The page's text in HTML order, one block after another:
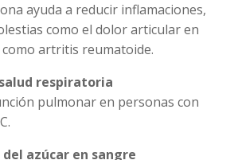
ayuda a reducir inflamaciones,
como el dolor articular en
artritis reumatoide.
respiratoria
pulmonar en personas con
azúcar en sangre